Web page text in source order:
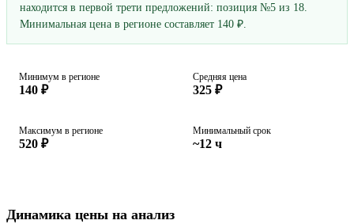
находится в первой трети предложений: позиция №5 из 18.
Минимальная цена в регионе составляет 140 ₽.
Минимум в регионе
140 ₽
Средняя цена
325 ₽
Максимум в регионе
520 ₽
Минимальный срок
~12 ч
Динамика цены на анализ